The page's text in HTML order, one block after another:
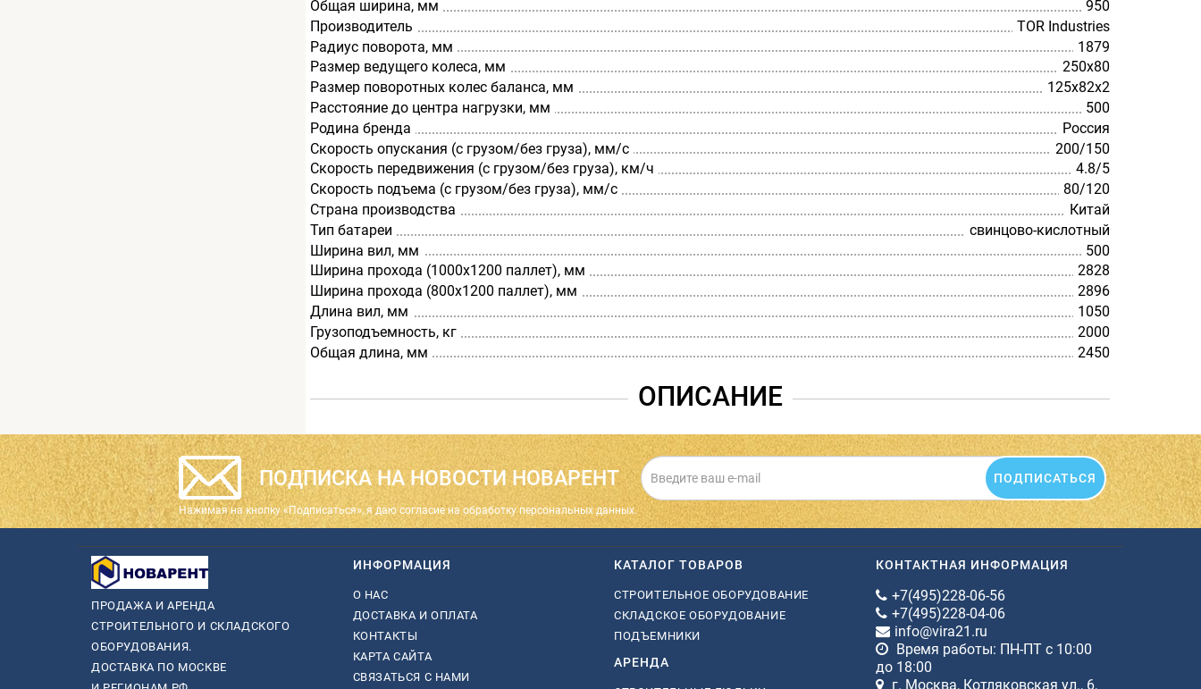
Общая ширина, мм
950
Производитель
TOR Industries
Радиус поворота, мм
1879
Размер ведущего колеса, мм
250х80
Размер поворотных колес баланса, мм
125х82х2
Расстояние до центра нагрузки, мм
500
Родина бренда
Россия
Скорость опускания (с грузом/без груза), мм/с
200/150
Скорость передвижения (с грузом/без груза), км/ч
4.8/5
Скорость подъема (с грузом/без груза), мм/с
80/120
Страна производства
Китай
Тип батареи
cвинцово-кислотный
Ширина вил, мм
500
Ширина прохода (1000х1200 паллет), мм
2828
Ширина прохода (800х1200 паллет), мм
2896
Длина вил, мм
1050
Грузоподъемность, кг
2000
Общая длина, мм
2450
ОПИСАНИЕ
ПОДПИСКА НА НОВОСТИ НОВАРЕНТ ПОДПИСАТЬСЯ
Нажимая на кнопку «Подписаться», я даю cогласие на обработку персональных данных.
ПРОДАЖА И АРЕНДА
СТРОИТЕЛЬНОГО И СКЛАДСКОГО
ОБОРУДОВАНИЯ.
ДОСТАВКА ПО МОСКВЕ
ИНФОРМАЦИЯ
О НАС
ДОСТАВКА И ОПЛАТА
КОНТАКТЫ
КАРТА САЙТА
СВЯЗАТЬСЯ С НАМИ
КАТАЛОГ ТОВАРОВ
СТРОИТЕЛЬНОЕ ОБОРУДОВАНИЕ
СКЛАДСКОЕ ОБОРУДОВАНИЕ
ПОДЪЕМНИКИ
АРЕНДА
КОНТАКТНАЯ ИНФОРМАЦИЯ
+7(495)228-06-56
+7(495)228-04-06
info@vira21.ru
Время работы: ПН-ПТ с 10:00
до 18:00
г. Москва, Котляковская ул., 6,